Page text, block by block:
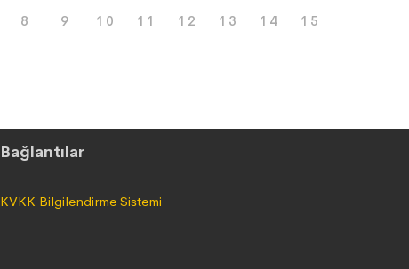
8 9 10 11 12 13 14 15
Bağlantılar
KVKK Bilgilendirme Sistemi